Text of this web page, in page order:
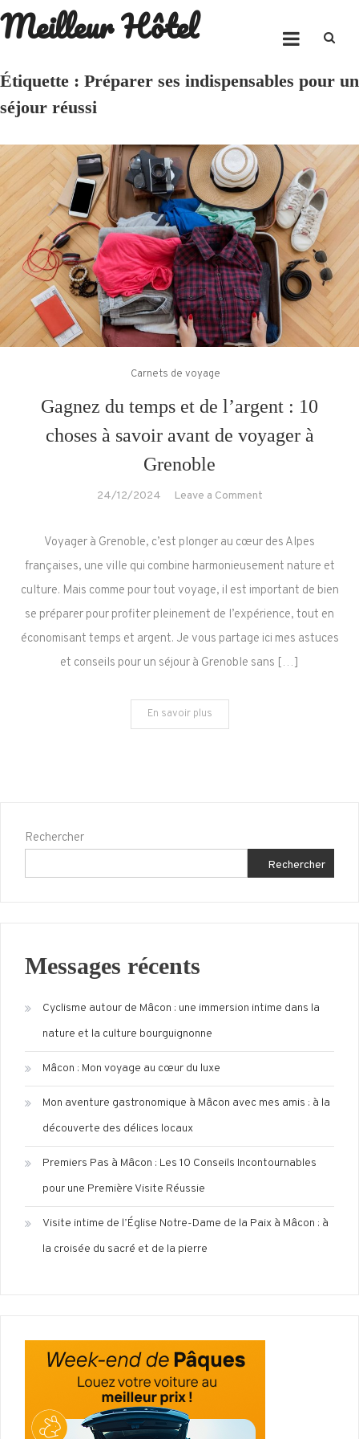
Skip
to
Meilleur Hôtel
Étiquette : Préparer ses indispensables pour un
séjour réussi
Carnets de voyage
Gagnez du temps et de l’argent : 10
choses à savoir avant de voyager à
Grenoble
24/12/2024 Leave a Commenton
du
de
l’argent
:
Voyager à Grenoble, c’est plonger au cœur des Alpes
françaises, une ville qui combine harmonieusement nature et
culture. Mais comme pour tout voyage, il est important de bien
se préparer pour profiter pleinement de l’expérience, tout en
économisant temps et argent. Je vous partage ici mes astuces
et conseils pour un séjour à Grenoble sans […]
En savoir plus
Rechercher
Rechercher
Messages récents
Cyclisme autour de Mâcon : une immersion intime dans la
nature et la culture bourguignonne
Mâcon : Mon voyage au cœur du luxe
Mon aventure gastronomique à Mâcon avec mes amis : à la
découverte des délices locaux
Premiers Pas à Mâcon : Les 10 Conseils Incontournables
pour une Première Visite Réussie
Visite intime de l’Église Notre-Dame de la Paix à Mâcon : à
la croisée du sacré et de la pierre